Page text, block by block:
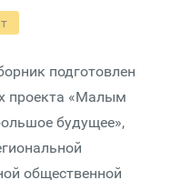
подготовлен
проекта «Малым
будущее»,
общественной